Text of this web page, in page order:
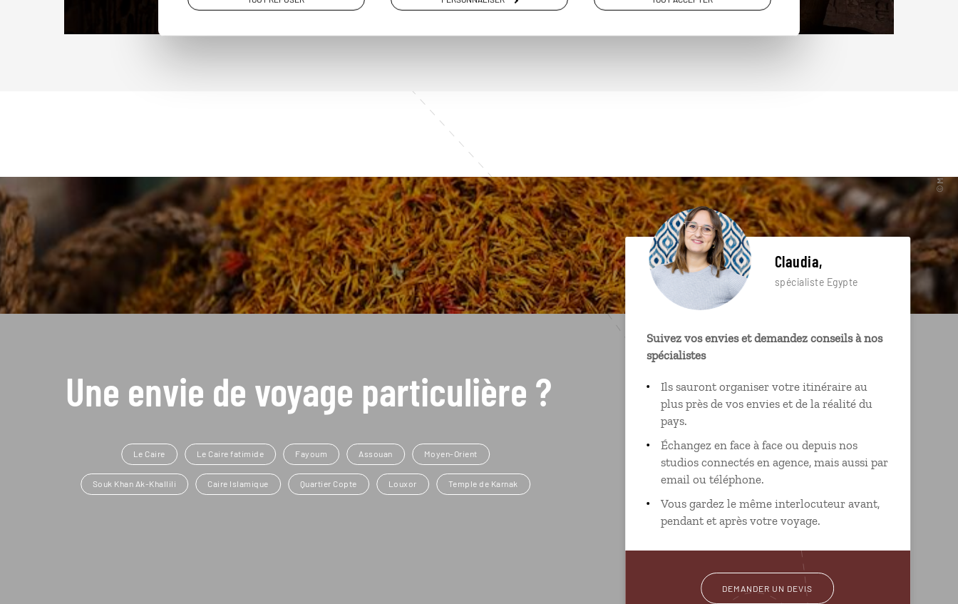
Une envie de voyage particulière ?
Le Caire Le Caire fatimide Fayoum Assouan Moyen-Orient
Souk Khan Ak-Khallili Caire Islamique Quartier Copte Louxor Temple de Karnak
Claudia,
spécialiste Egypte
Suivez vos envies et demandez conseils à nos
spécialistes
Ils sauront organiser votre itinéraire au
plus près de vos envies et de la réalité du
pays.
Échangez en face à face ou depuis nos
studios connectés en agence, mais aussi par
email ou téléphone.
Vous gardez le même interlocuteur avant,
pendant et après votre voyage.
DEMANDER UN DEVIS